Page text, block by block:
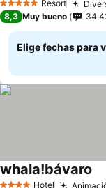
5 Estrellas Resort
8,3 Muy bueno
Elige fechas para
Hotel
whala!bávaro